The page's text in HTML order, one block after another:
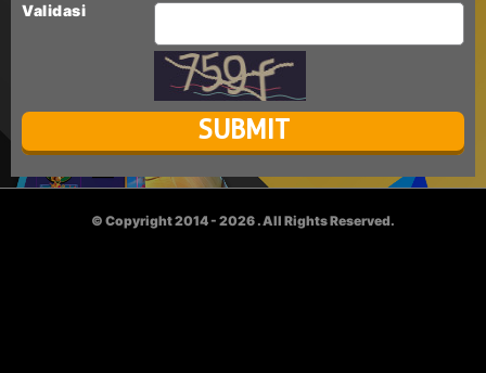
Validasi
© Copyright 2014 - 2026 . All Rights Reserved.